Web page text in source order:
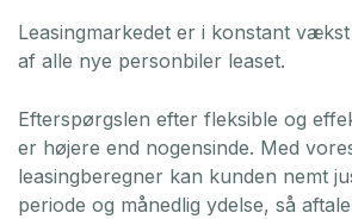
Leasingmarkedet er i konstant
af alle nye personbiler leaset.
Efterspørgslen efter fleksible og
er højere end nogensinde. Med
leasingberegner kan kunden nemt
periode og månedlig ydelse, så